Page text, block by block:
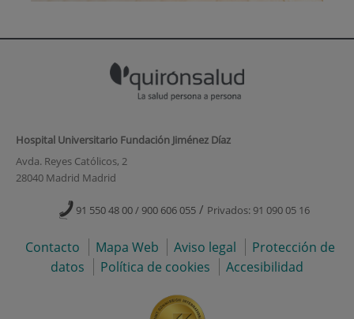
Hospital Universitario Fundación Jiménez Díaz
Avda. Reyes Católicos, 2
28040 Madrid Madrid
91 550 48 00 / 900 606 055 / Privados: 91 090 05 16
Contacto Mapa Web Aviso legal
Protección de
datos
Política de cookies Accesibilidad